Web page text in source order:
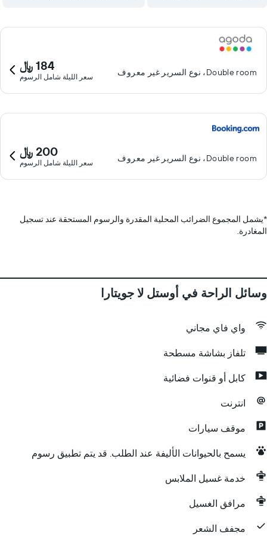
Double room، نوع السرير غير معروف 184 ﷼
سعر الليلة شامل الرسوم
Double room، نوع السرير غير معروف 200 ﷼
سعر الليلة شامل الرسوم
*يشمل المجموع الضرائب المحلية المقدرة والرسوم المستحقة عند تسجيل
المغادرة.
وسائل الراحة في أوستل لا جويتارا
واي فاي مجاني
تلفاز بشاشة مسطحة
كابل أو قنوات فضائية
انترنت
موقف سيارات
يسمح بالحيوانات الأليفة عند الطلب. قد يتم تطبيق رسوم
خدمة غسيل الملابس
مرافق الغسيل
مجفف الشعر